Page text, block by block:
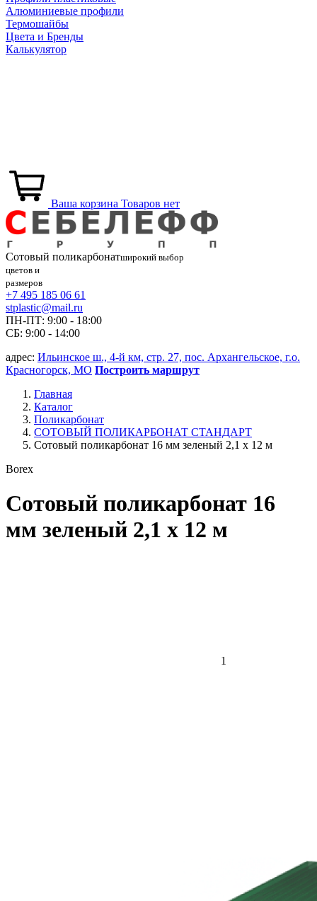
Алюминиевые профили
Термошайбы
Цвета и Бренды
Калькулятор
Ваша корзина Товаров нет
Сотовый поликарбонатширокий выбор
цветов и
размеров
+7 495 185 06 61
stplastic@mail.ru
ПН-ПТ: 9:00 - 18:00
СБ: 9:00 - 14:00
адрес: Ильинское ш., 4-й км, стр. 27, пос. Архангельское, г.о.
Красногорск, МО Построить маршрут
Главная
Каталог
Поликарбонат
СОТОВЫЙ ПОЛИКАРБОНАТ СТАНДАРТ
Сотовый поликарбонат 16 мм зеленый 2,1 x 12 м
Borex
Сотовый поликарбонат 16
мм зеленый 2,1 x 12 м
1